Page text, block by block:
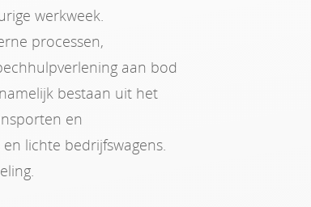
werkweek.
processen,
aan bod
bestaan uit het
en
lichte bedrijfswagens.